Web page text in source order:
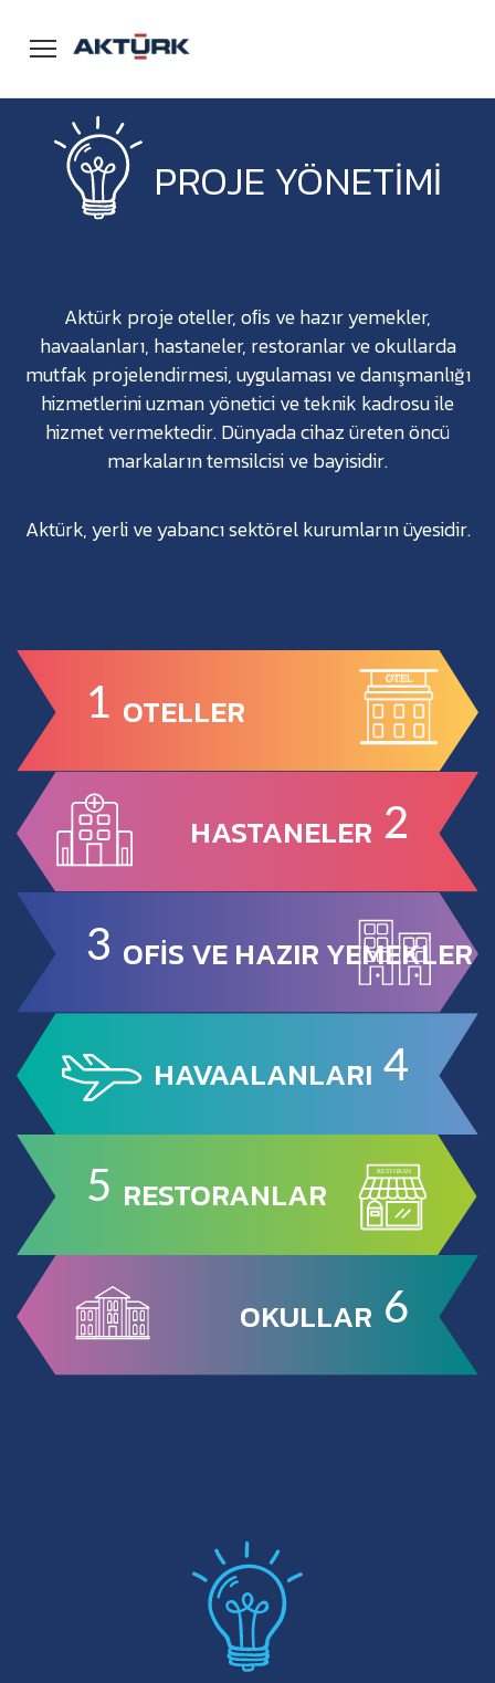
Menü
PROJE YÖNETİMİ
Aktürk proje oteller, oﬁs ve hazır yemekler,
havaalanları, hastaneler, restoranlar ve okullarda
mutfak projelendirmesi, uygulaması ve danışmanlığı
hizmetlerini uzman yönetici ve teknik kadrosu ile
hizmet vermektedir. Dünyada cihaz üreten öncü
markaların temsilcisi ve bayisidir.
Aktürk, yerli ve yabancı sektörel kurumların üyesidir.
1 OTELLER
HASTANELER 2
3 OFİS VE HAZIR YEMEKLER
HAVAALANLARI 4
5 RESTORANLAR
OKULLAR 6